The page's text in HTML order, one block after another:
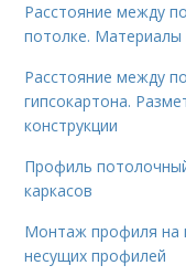
Расстояние между
потолке. Материалы
Расстояние между
гипсокартона.
конструкции
Профиль
каркасов
Монтаж профиля на
несущих профилей